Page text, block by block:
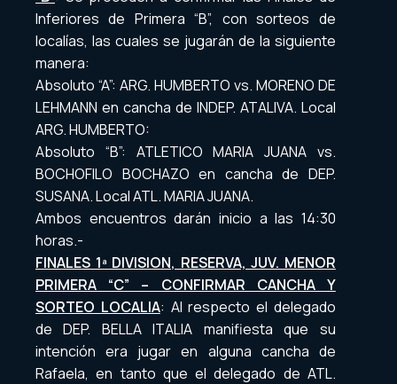
Inferiores de Primera “B”, con sorteos de
localías, las cuales se jugarán de la siguiente
manera:
Absoluto “A”: ARG. HUMBERTO vs. MORENO DE
LEHMANN en cancha de INDEP. ATALIVA. Local
ARG. HUMBERTO:
Absoluto “B”: ATLETICO MARIA JUANA vs.
BOCHOFILO BOCHAZO en cancha de DEP.
SUSANA. Local ATL. MARIA JUANA.
Ambos encuentros darán inicio a las 14:30
horas.-
FINALES 1ª DIVISION, RESERVA, JUV. MENOR
PRIMERA “C” – CONFIRMAR CANCHA Y
SORTEO LOCALIA: Al respecto el delegado
de DEP. BELLA ITALIA manifiesta que su
intención era jugar en alguna cancha de
Rafaela, en tanto que el delegado de ATL.